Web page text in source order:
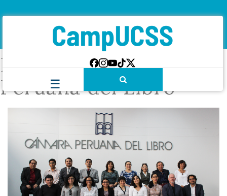
Etiqueta:Cámara
Peruana del Libro